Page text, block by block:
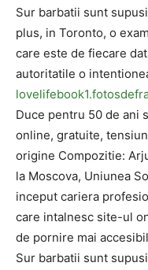
Sur barbatii sunt
plus, in Toronto, o
care este de fiecare
autoritatile o
Duce pentru 50 de ani
online, gratuite,
origine Compozitie:
la Moscova, Uniunea
inceput cariera
care intalnesc site-ul
de pornire mai
Sur barbatii sunt